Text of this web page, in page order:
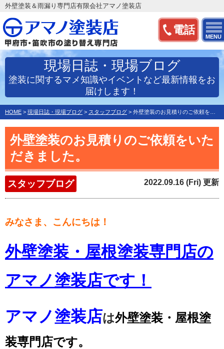
電話
MENU
外壁塗装＆雨漏り専門店有限会社アマノ塗装店
現場日誌・現場ブログ
塗装に関するマメ知識やイベントなど最新情報をお
届けします！
HOME > 現場日誌・現場ブログ > スタッフブログ > 外壁塗装のお見積りのご依頼をいただきました。
外壁塗装のお見積りのご依頼をいた
だきました。
スタッフブログ 2022.09.16 (Fri) 更新
みなさま、こんにちは！
外壁塗装・屋根塗装専門店の
アマノ塗装店です！
アマノ塗装店は外壁塗装・屋根塗
装専門店です。